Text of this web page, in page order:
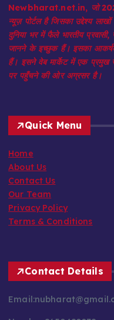
Newbharat.net.in, जो 2021
न्यूज़ पोर्टल है जिसका उद्देश्य
दुनिया भर में फैले भारतीय
जानने के इच्छुक हैं। इसका आकर्षक
हैं। इसने वेब मार्केट में एक प्रमुख
पर पहुँचने की ओर अग्रसर है।
Quick Menu
Home
About Us
Contact Us
Our Team
Privacy Policy
Terms & Conditions
Contact Details